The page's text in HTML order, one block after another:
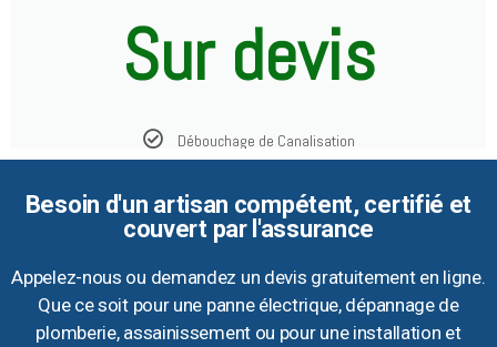
Sur devis
Débouchage de Canalisation
Besoin d'un artisan compétent, certifié et
couvert par l'assurance
Appelez-nous ou demandez un devis gratuitement en ligne.
Que ce soit pour une panne électrique, dépannage de
plomberie, assainissement ou pour une installation et